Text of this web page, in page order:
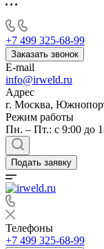
+7 499 325-68-99
Заказать звонок
E-mail
info@irweld.ru
Адрес
г. Москва,
Режим работы
Пн. – Пт.: с 9:00 до
Подать заявку
Телефоны
+7 499 325-68-99